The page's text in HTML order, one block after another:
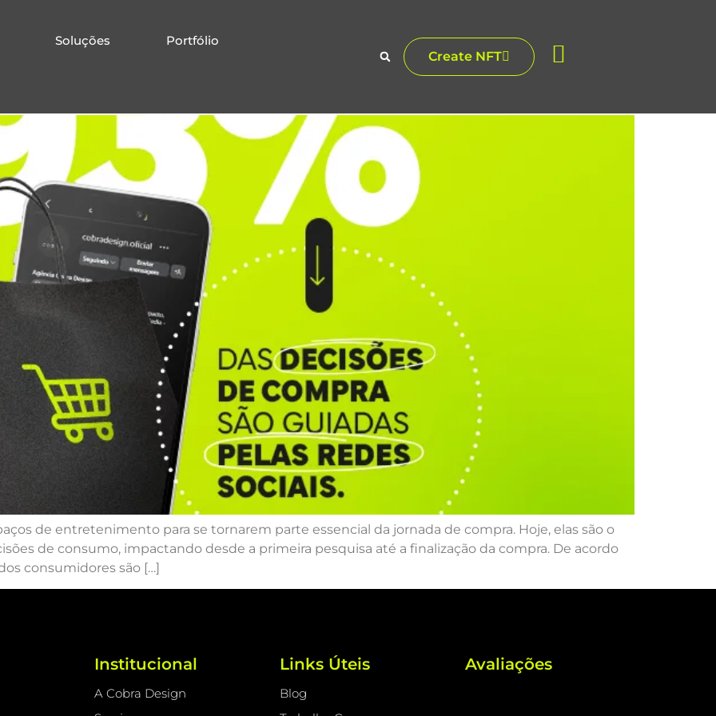
Soluções Portfólio
Create NFT
de entretenimento para se tornarem parte essencial da jornada de compra. Hoje, elas são o
de consumo, impactando desde a primeira pesquisa até a finalização da compra. De acordo
consumidores são […]
Institucional
A Cobra Design
Links Úteis
Blog
Avaliações